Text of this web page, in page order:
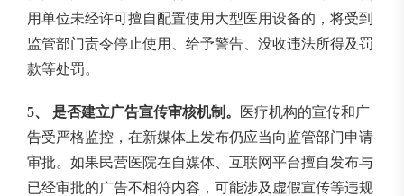
用单位未经许可擅自配置使用大型医用设备的，将受到
监管部门责令停止使用、给予警告、没收违法所得及罚
款等处罚。
5、 是否建立广告宣传审核机制。
医疗机构的宣传和广
告受严格监控，在新媒体上发布仍应当向监管部门申请
审批。如果民营医院在自媒体、互联网平台擅自发布与
已经审批的广告不相符内容，可能涉及虚假宣传等违规